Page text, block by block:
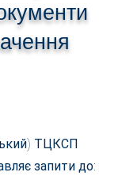
ТЦКСП
запити до: